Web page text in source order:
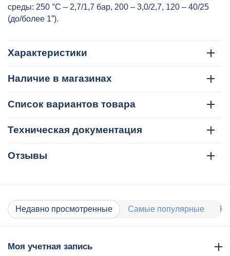
среды: 250 °С – 2,7/1,7 бар, 200 – 3,0/2,7, 120 – 40/25
(до/более 1”).
Характеристики
Наличие в магазинах
Список вариантов товара
Техническая документация
Отзывы
Недавно просмотренные Самые популярные
Моя учетная запись